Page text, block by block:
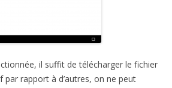
il suffit de télécharger le fichier
par rapport à d’autres, on ne peut